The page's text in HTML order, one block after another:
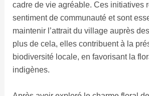
cadre de vie agréable. Ces initiatives
sentiment de communauté et sont
maintenir l’attrait du village auprès
plus de cela, elles contribuent à la
biodiversité locale, en favorisant la
indigènes.